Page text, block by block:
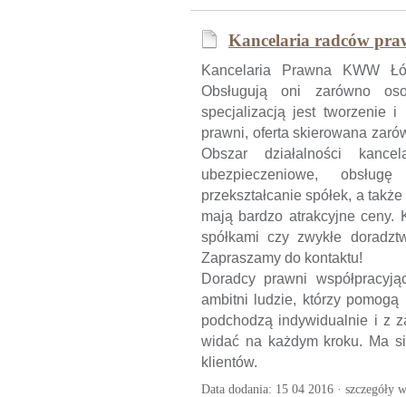
Kancelaria radców
Kancelaria Prawna KWW
Obsługują oni zarówno
specjalizacją jest tworzenie i
prawni, oferta skierowana
Obszar działalności
ubezpieczeniowe,
przekształcanie spółek, a
mają bardzo atrakcyjne ceny.
spółkami czy zwykłe
Zapraszamy do kontaktu!
Doradcy prawni
ambitni ludzie, którzy
podchodzą indywidualnie i z
widać na każdym kroku. Ma
klientów.
Data dodania: 15 04 2016 · szczegóły